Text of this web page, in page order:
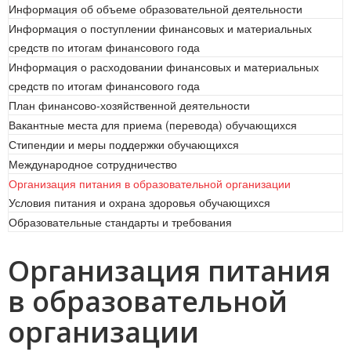
Информация об объеме образовательной деятельности
Информация о поступлении финансовых и материальных
средств по итогам финансового года
Информация о расходовании финансовых и материальных
средств по итогам финансового года
План финансово-хозяйственной деятельности
Вакантные места для приема (перевода) обучающихся
Стипендии и меры поддержки обучающихся
Международное сотрудничество
Организация питания в образовательной организации
Условия питания и охрана здоровья обучающихся
Образовательные стандарты и требования
Организация питания
в образовательной
организации